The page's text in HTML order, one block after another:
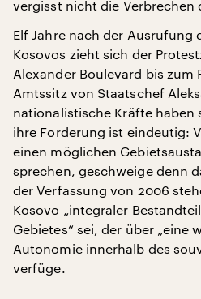
vergisst nicht die Verbrechen
Elf Jahre nach der Ausrufung
Kosovos zieht sich der
Alexander Boulevard bis zum
Amtssitz von Staatschef
nationalistische Kräfte haben
ihre Forderung ist eindeutig:
einen möglichen
sprechen, geschweige denn
der Verfassung von 2006
Kosovo „integraler
Gebietes“ sei, der über „eine
Autonomie innerhalb des
verfüge.